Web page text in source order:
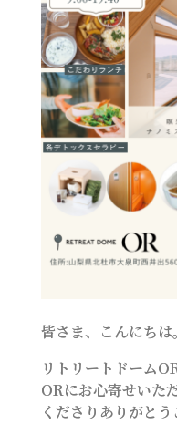
皆さま、こんにちは。
リトリートドーム
ORにお心寄せいた
くださりありがとう